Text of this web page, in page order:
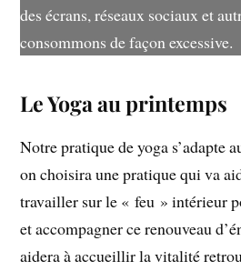
des écrans, réseaux sociaux et
consommons de façon excessive.
Le Yoga au printemps
Notre pratique de yoga s’adapte
on choisira une pratique qui va
travailler sur le « feu » intérieur
et accompagner ce renouveau
aidera à accueillir la vitalité